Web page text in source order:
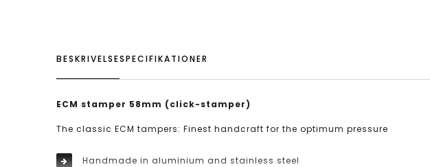
BESKRIVELSE
ECM stamper 58mm (click-stamper)
The classic ECM tampers: Finest handcraft for the optimum pressure
Handmade in aluminium and stainless steel
SPECIFIKATIONER